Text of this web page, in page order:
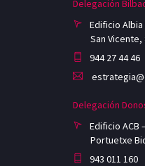
Delegación
Edificio Albia
San Vicente,
944 27 44 46
Delegación
Edificio ACB
Portuetxe
943 011 160